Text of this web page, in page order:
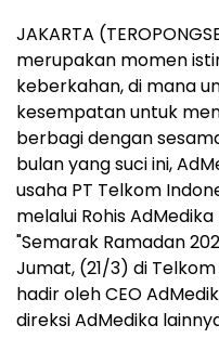
JAKARTA
merupakan momen
keberkahan, di mana
kesempatan untuk
berbagi dengan
bulan yang suci ini,
usaha PT Telkom
melalui Rohis
"Semarak Ramadan
Jumat, (21/3) di
hadir oleh CEO
direksi AdMedika